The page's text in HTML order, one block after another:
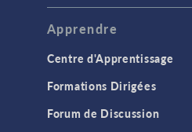
Apprendre
Centre d'Apprentissage
Formations Dirigées
Forum de Discussion